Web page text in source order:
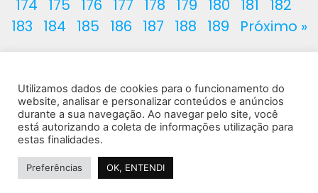
174
175 176 177 178 179 180 181
182
183
184 185 186 187 188 189 Próximo »
© 2022 · Marcela Avila · Todos os direitos reservados
Instituto de Saúde e Cursos Ltda - CNPJ 37.130.995/0001-25
Política de Privacidade
Considerações Importantes
Utilizamos dados de cookies para o funcionamento do
website, analisar e personalizar conteúdos e anúncios
durante a sua navegação. Ao navegar pelo site, você
está autorizando a coleta de informações utilização para
estas finalidades.
Preferências OK, ENTENDI